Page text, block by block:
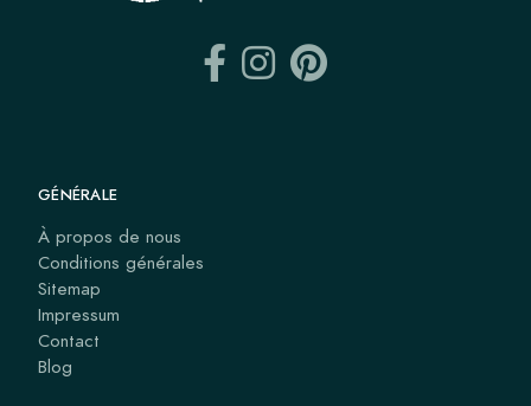
GÉNÉRALE
À propos de nous
Conditions générales
Sitemap
Impressum
Contact
Blog